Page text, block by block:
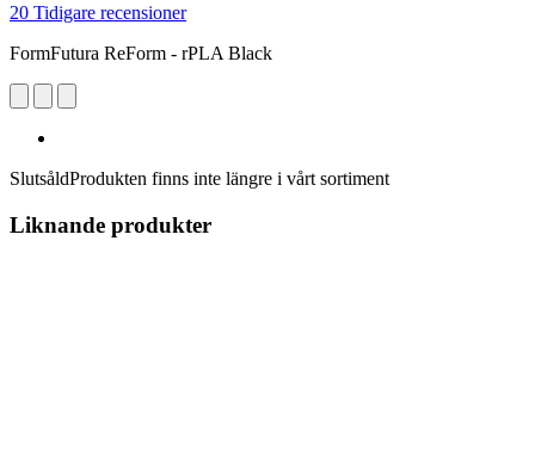
20 Tidigare recensioner
FormFutura ReForm - rPLA Black
SlutsåldProdukten finns inte längre i vårt sortiment
Liknande produkter